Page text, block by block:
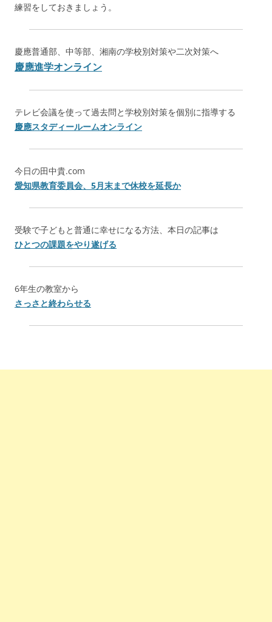
練習をしておきましょう。
慶應普通部、中等部、湘南の学校別対策や二次対策へ
慶應進学オンライン
テレビ会議を使って過去問と学校別対策を個別に指導する
慶應スタディールームオンライン
今日の田中貴.com
愛知県教育委員会、5月末まで休校を延長か
受験で子どもと普通に幸せになる方法、本日の記事は
ひとつの課題をやり遂げる
6年生の教室から
さっさと終わらせる